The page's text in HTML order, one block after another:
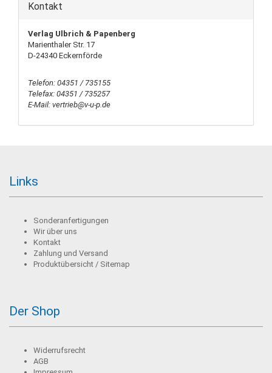
Kontakt
Verlag Ulbrich & Papenberg
Marienthaler Str. 17
D-24340 Eckernförde
Telefon: 04351 / 735155
Telefax: 04351 / 735257
E-Mail: vertrieb@v-u-p.de
Links
Sonderanfertigungen
Wir über uns
Kontakt
Zahlung und Versand
Produktübersicht / Sitemap
Der Shop
Widerrufsrecht
AGB